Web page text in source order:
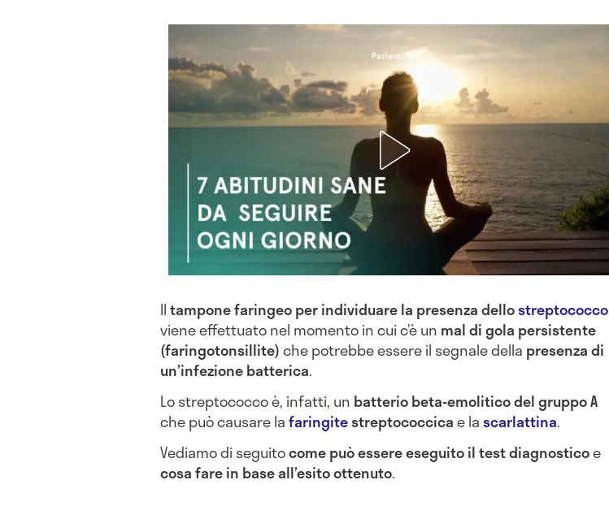
Iltampone faringeo per individuare la presenza dellostreptococco
viene effettuato nel momento in cui c’è un mal di gola persistente
(faringotonsillite)che potrebbe essere il segnale della presenza di
un’infezione batterica.
Lo streptococco è, infatti, un batterio beta-emolitico del gruppo A
che può causare lafaringitestreptococcicae lascarlattina.
Vediamo di seguitocome può essere eseguito il test diagnosticoe
cosa fare in base all’esito ottenuto.